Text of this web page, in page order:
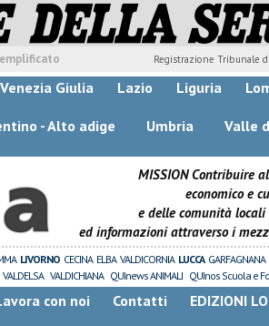
Registrazione Tribunale
Giulia Lazio Liguria
- Alto adige Umbria
Valle
MISSION Contribuire
economico e
e delle comunità
ed informazioni attraverso i
LIVORNO CECINA ELBA VALDICORNIA LUCCA GARFAGNANA
VALDELSA VALDICHIANA QUInews ANIMALI QUInos Scuola e
con noi Contatti
EDIZIONI